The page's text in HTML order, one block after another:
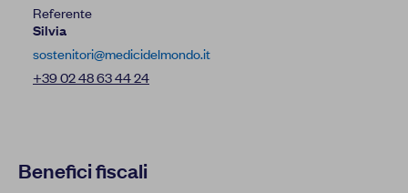
Referente
Silvia
sostenitori@medicidelmondo.it
+39 02 48 63 44 24
Benefici fiscali